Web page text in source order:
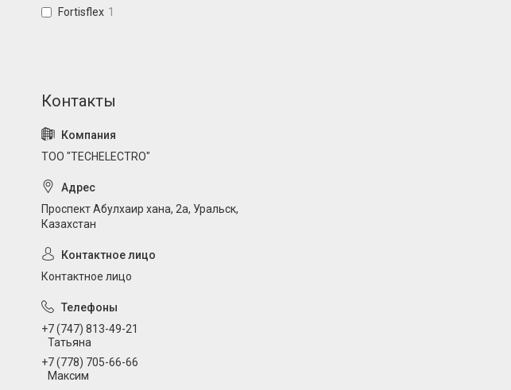
Fortisflex 1
ТОО "TECHELECTRO"
Проспект Абулхаир хана, 2а, Уральск,
Казахстан
Контактное лицо
+7 (747) 813-49-21
Татьяна
+7 (778) 705-66-66
Максим